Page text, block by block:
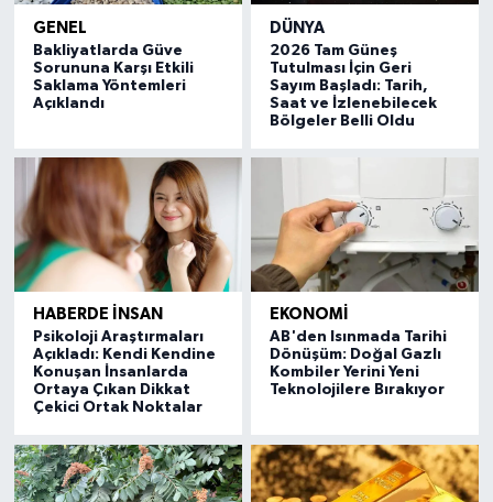
GENEL
Bakliyatlarda Güve
Sorununa Karşı Etkili
Saklama Yöntemleri
Açıklandı
DÜNYA
2026 Tam Güneş
Tutulması İçin Geri
Sayım Başladı: Tarih,
Saat ve İzlenebilecek
Bölgeler Belli Oldu
HABERDE İNSAN
Psikoloji Araştırmaları
Açıkladı: Kendi Kendine
Konuşan İnsanlarda
Ortaya Çıkan Dikkat
Çekici Ortak Noktalar
EKONOMİ
AB'den Isınmada Tarihi
Dönüşüm: Doğal Gazlı
Kombiler Yerini Yeni
Teknolojilere Bırakıyor